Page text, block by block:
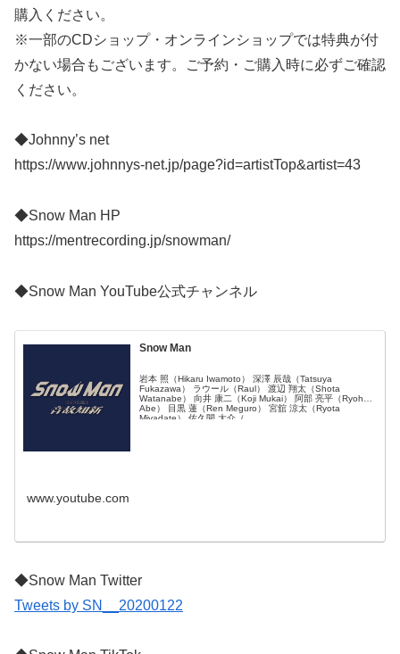
購入ください。
※一部のCDショップ・オンラインショップでは特典が付
かない場合もございます。ご予約・ご購入時に必ずご確認
ください。
◆Johnny’s net
https://www.johnnys-net.jp/page?id=artistTop&artist=43
◆Snow Man HP
https://mentrecording.jp/snowman/
◆Snow Man YouTube公式チャンネル
Snow Man
岩本 照（Hikaru Iwamoto） 深澤 辰哉（Tatsuya
Fukazawa） ラウール（Raul） 渡辺 翔太（Shota
Watanabe） 向井 康二（Koji Mukai） 阿部 亮平（Ryohei
Abe） 目黒 蓮（Ren Meguro） 宮舘 涼太（Ryota
Miyadate） 佐久間 大介（...
www.youtube.com
◆Snow Man Twitter
Tweets by SN__20200122